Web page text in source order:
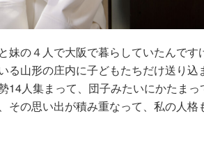
妹の４人で大阪で暮らしていたんです
る山形の庄内に子どもたちだけ送り込
14人集まって、団子みたいにかたまっ
その思い出が積み重なって、私の人格